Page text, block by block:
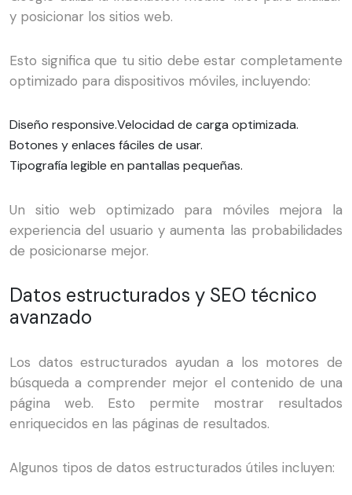
y posicionar los sitios web.
Esto significa que tu sitio debe estar completamente
optimizado para dispositivos móviles, incluyendo:
Diseño responsive.Velocidad de carga optimizada.
Botones y enlaces fáciles de usar.
Tipografía legible en pantallas pequeñas.
Un sitio web optimizado para móviles mejora la
experiencia del usuario y aumenta las probabilidades
de posicionarse mejor.
Datos estructurados y SEO técnico
avanzado
Los datos estructurados ayudan a los motores de
búsqueda a comprender mejor el contenido de una
página web. Esto permite mostrar resultados
enriquecidos en las páginas de resultados.
Algunos tipos de datos estructurados útiles incluyen: